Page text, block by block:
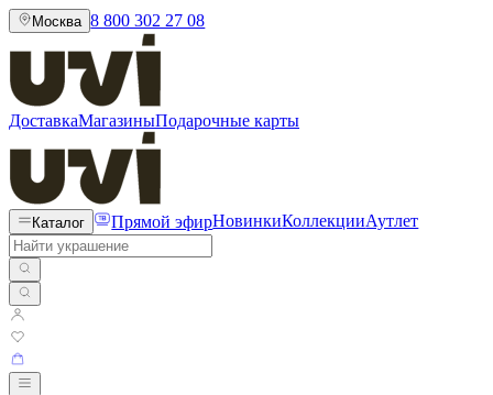
Москва 8 800 302 27 08
ДоставкаМагазиныПодарочные карты
Каталог Прямой эфирНовинкиКоллекцииАутлет